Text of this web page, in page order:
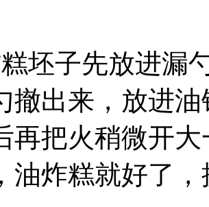
坯子先放进漏
撤出来，放进
再把火稍微开
油炸糕就好了